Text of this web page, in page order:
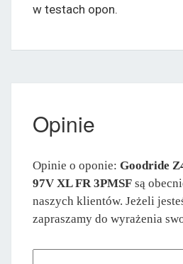
w testach opon.
Opinie
Opinie o oponie: Goodride
97V XL FR 3PMSF są
naszych klientów. Jeżeli
zapraszamy do wyrażenia